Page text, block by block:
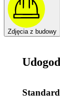
Zdjęcia z budowy